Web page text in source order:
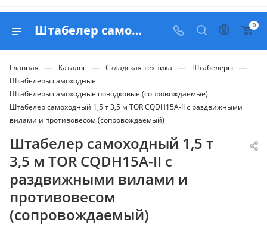
Штабелер самоходный 1,5 т 3,5 м TOR CQDH15A-II с раздвижными вилами и противовесом (сопровождаемый) - купить в Belapex 0
Главная — Каталог — Складская техника — Штабелеры —
Штабелеры самоходные —
Штабелеры самоходные поводковые (сопровождаемые) —
Штабелер самоходный 1,5 т 3,5 м TOR CQDH15A-II с раздвижными
вилами и противовесом (сопровождаемый)
Штабелер самоходный 1,5 т
3,5 м TOR CQDH15A-II с
раздвижными вилами и
противовесом
(сопровождаемый)